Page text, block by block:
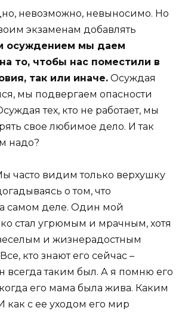
невозможно, невыносимо. Но
экзаменам добавлять
осуждением мы даем
то, чтобы нас поместили в
так или иначе. Осуждая
мы подвергаем опасности
тех, кто не работает, мы
свое любимое дело. И так
надо?
часто видим только верхушку
о том, что
самом деле. Один мой
стал угрюмым и мрачным, хотя
и жизнерадостным
кто знают его сейчас –
всегда таким был. А я помню его
его мама была жива. Каким
как с ее уходом его мир